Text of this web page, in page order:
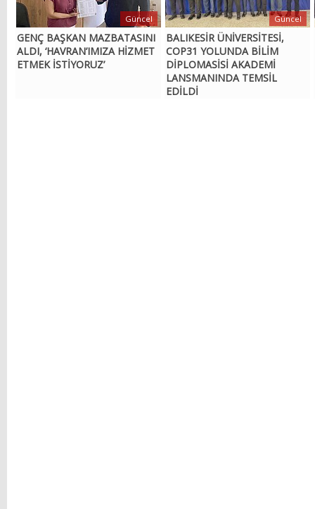
GENÇ BAŞKAN MAZBATASINI
ALDI, ‘HAVRAN’IMIZA HİZMET
ETMEK İSTİYORUZ’
Güncel
BALIKESİR ÜNİVERSİTESİ,
COP31 YOLUNDA BİLİM
DİPLOMASİSİ AKADEMİ
LANSMANINDA TEMSİL
EDİLDİ
Güncel